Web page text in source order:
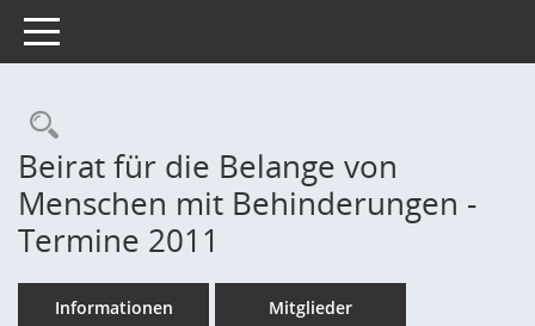
Toggle navigation
Rechercheauswahl
Beirat für die Belange von
Menschen mit Behinderungen -
Termine 2011
Informationen Mitglieder